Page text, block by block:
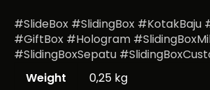
#SlideBox #SlidingBox #KotakBaju
#GiftBox #Hologram
#SlidingBoxSepatu
Weight
0,25 kg